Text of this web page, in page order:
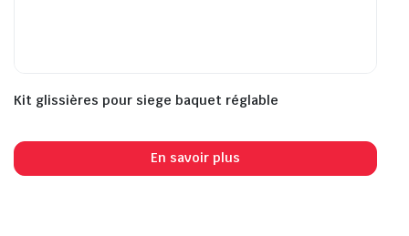
Kit glissières pour siege baquet réglable
En savoir plus